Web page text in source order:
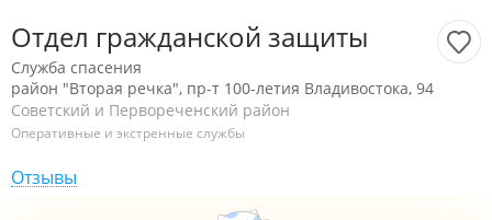
Отдел гражданской защиты
Служба спасения
район "Вторая речка", пр-т 100-летия Владивостока, 94
Советский и Первореченский район
Оперативные и экстренные службы
Отзывы